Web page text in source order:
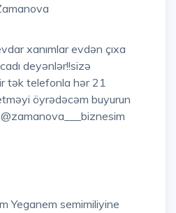
xanımlar evdən çıxa
deyənlər!!sizə
tək telefonla hər 21
öyrədəcəm buyurun
Yeganem semimiliyine